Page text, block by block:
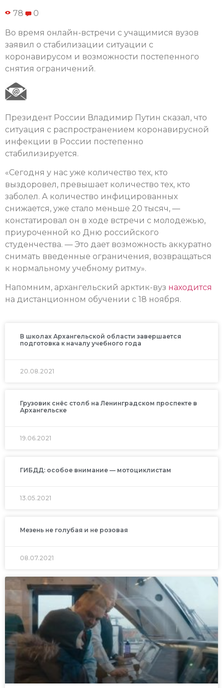
78 0
Во время онлайн-встречи с учащимися вузов
заявил о стабилизации ситуации с
коронавирусом и возможности постепенного
снятия ограничений.
Президент России Владимир Путин сказал, что
ситуация с распространением коронавирусной
инфекции в России постепенно
стабилизируется.
«Сегодня у нас уже количество тех, кто
выздоровел, превышает количество тех, кто
заболел. А количество инфицированных
снижается, уже стало меньше 20 тысяч, —
констатировал он в ходе встречи с молодежью,
приуроченной ко Дню российского
студенчества. — Это дает возможность аккуратно
снимать введенные ограничения, возвращаться
к нормальному учебному ритму».
Напомним, архангельский арктик-вуз находится
на дистанционном обучении с 18 ноября.
В школах Архангельской области завершается
подготовка к началу учебного года
20.08.2021
Грузовик снёс столб на Ленинградском проспекте в
Архангельске
19.06.2021
ГИБДД: особое внимание — мотоциклистам
13.05.2021
Мезень не голубая и не розовая
08.07.2021